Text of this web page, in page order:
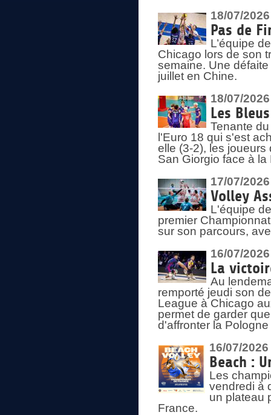
18/07/2026
Pas de
L’équipe
Chicago lors de son
semaine. Une
juillet en Chine.
18/07/2026
Les
Tenante
l'Euro 18 qui s'est
elle (3-2), les
San Giorgio face à la
17/07/2026
Volley
L'équipe
premier
sur son parcours,
16/07/2026
La
Au
remporté jeudi son
League à Chicago
permet de garder
d'affronter la
16/07/2026
Beach :
Les
vendredi à
un plateau
France.